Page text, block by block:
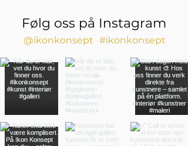
Følg oss på Instagram
#ikonkonsept
@ikonkonsept